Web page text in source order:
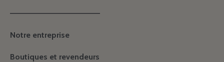
———————————————
Notre entreprise
Boutiques et revendeurs